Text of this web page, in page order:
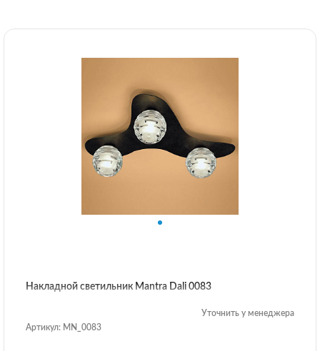
Накладной светильник Mantra Dali 0083
Уточнить у менеджера
Артикул: MN_0083